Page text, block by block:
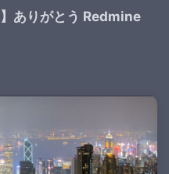
】ありがとう Redmine